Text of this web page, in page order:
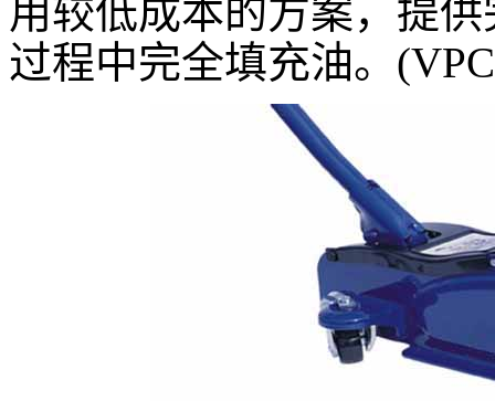
用较低成本的方案，提
过程中完全填充油。